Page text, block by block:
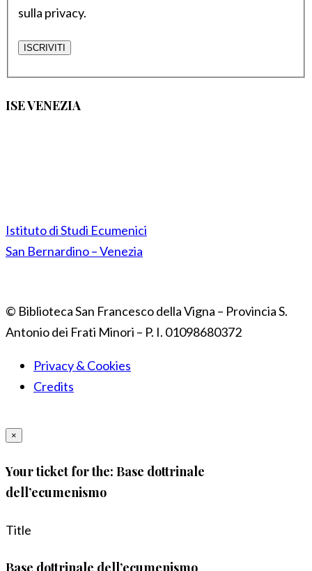
sulla privacy.
ISE VENEZIA
Istituto di Studi Ecumenici
San Bernardino – Venezia
© Biblioteca San Francesco della Vigna – Provincia S.
Antonio dei Frati Minori – P. I. 01098680372
Privacy & Cookies
Credits
×
Your ticket for the: Base dottrinale
dell’ecumenismo
Title
Base dottrinale dell’ecumenismo